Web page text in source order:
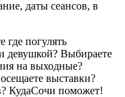
даты сеансов, в
где погулять
девушкой? Выбираете
на выходные?
выставки?
КудаСочи поможет!